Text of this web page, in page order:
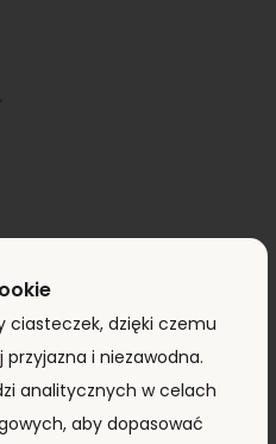
kontakt,
zapytania i pełen
ciasteczek, dzięki czemu
i niezawodna.
analitycznych w celach
aby dopasować